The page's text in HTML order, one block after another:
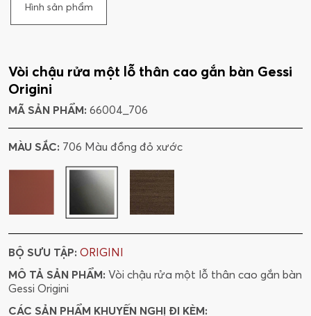
Hình sản phẩm
Vòi chậu rửa một lỗ thân cao gắn bàn Gessi
Origini
MÃ SẢN PHẨM: 66004_706
MÀU SẮC: 706 Màu đồng đỏ xước
BỘ SƯU TẬP: ORIGINI
MÔ TẢ SẢN PHẨM: Vòi chậu rửa một lỗ thân cao gắn bàn
Gessi Origini
CÁC SẢN PHẨM KHUYẾN NGHỊ ĐI KÈM: